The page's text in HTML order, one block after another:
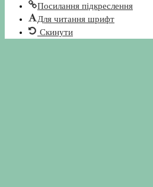
Посилання підкреслення
Для читання шрифт
Скинути